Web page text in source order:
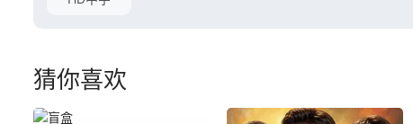
猜你喜欢